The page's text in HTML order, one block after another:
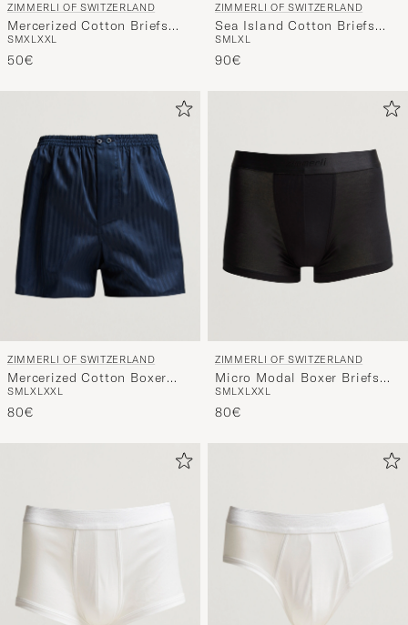
ZIMMERLI OF SWITZERLAND
Mercerized Cotton Briefs
Black
SMXLXXL
50€
ZIMMERLI OF SWITZERLAND
Sea Island Cotton Briefs
Navy
SMLXL
90€
ZIMMERLI OF SWITZERLAND
Mercerized Cotton Boxer
Shorts Navy
SMLXLXXL
80€
ZIMMERLI OF SWITZERLAND
Micro Modal Boxer Briefs
Black
SMLXLXXL
80€